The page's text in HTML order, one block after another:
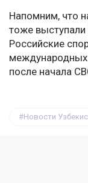
Напомним, что
тоже выступали
Российские
международных
после начала
Новости